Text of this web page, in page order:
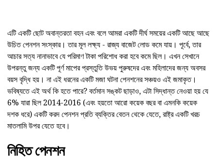
এটি একটি ছোট অবান্তরতা বহন এবং বলে আমরা একটি দীর্ঘ সময়ের একটি আছে আছে
উচিত পেনশন সংস্কার। তার মূল লক্ষ্য - রাজ্য বাজেট লোড কমে যায়। পূর্বে, তার
আচার সত্য নানাভাবে যে পরিমাণ টাকা পরিশোধ করা হবে কমে ছিল। এখন সেখানে
উপরন্তু জন্য একটি পূর্ণ মাপের প্রস্তুতি উভয় পুরুষদের এবং মহিলাদের জন্য অবসর
বয়স বৃদ্ধি হয়। না এই ধরনের একটি মজা ঘটনা পেনশনের সঞ্চয়ও এই জমাকৃত।
ভবিষ্যতে এই অর্থ কি হতে পারে? বর্তমান সঙ্কট ছাড়াও, এটা সিদ্ধান্ত নেওয়া হয় যে
6% যারা ছিল 2014-2016 (এবং হয়তো আরো কয়েক বছর বা এমনকি কয়েক
দশক ধরে) একটি করদ পেনশন প্রতি ব্যক্তির বেতন থেকে যেতে, রাষ্ট্র একটি খরচ
মাতলামি উপর যেতে হবে।
নিহিত পেনশন